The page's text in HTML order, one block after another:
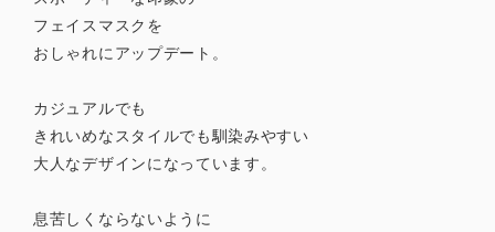
フェイスマスクを
おしゃれにアップデート。
カジュアルでも
きれいめなスタイルでも馴染みやすい
大人なデザインになっています。
息苦しくならないように